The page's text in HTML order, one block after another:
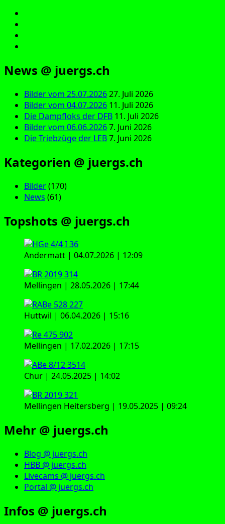
News @ juergs.ch
Bilder vom 25.07.202627. Juli 2026
Bilder vom 04.07.2026 11. Juli 2026
Die Dampfloks der DFB 11. Juli 2026
Bilder vom 06.06.20267. Juni 2026
Die Triebzüge der LEB7. Juni 2026
Kategorien @ juergs.ch
Bilder(170)
News (61)
Topshots @ juergs.ch
Andermatt | 04.07.2026 | 12:09
Mellingen | 28.05.2026 | 17:44
Huttwil | 06.04.2026 | 15:16
Mellingen | 17.02.2026 | 17:15
Chur | 24.05.2025 | 14:02
Mellingen Heitersberg | 19.05.2025 | 09:24
Mehr @ juergs.ch
Blog @ juergs.ch
HBB @ juergs.ch
Livecams @ juergs.ch
Portal @ juergs.ch
Infos @ juergs.ch